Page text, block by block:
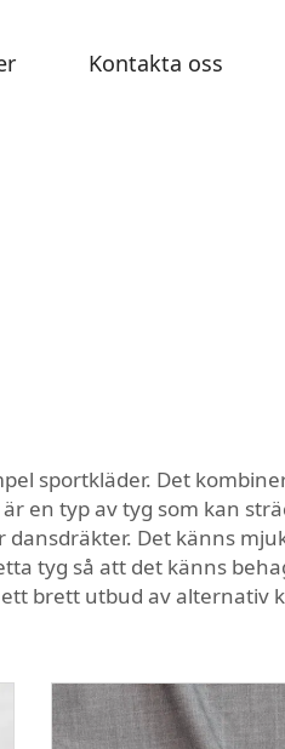
Kontakta oss
sportkläder. Det
en typ av tyg som kan
Det känns
tyg så att det känns
brett utbud av alternativ